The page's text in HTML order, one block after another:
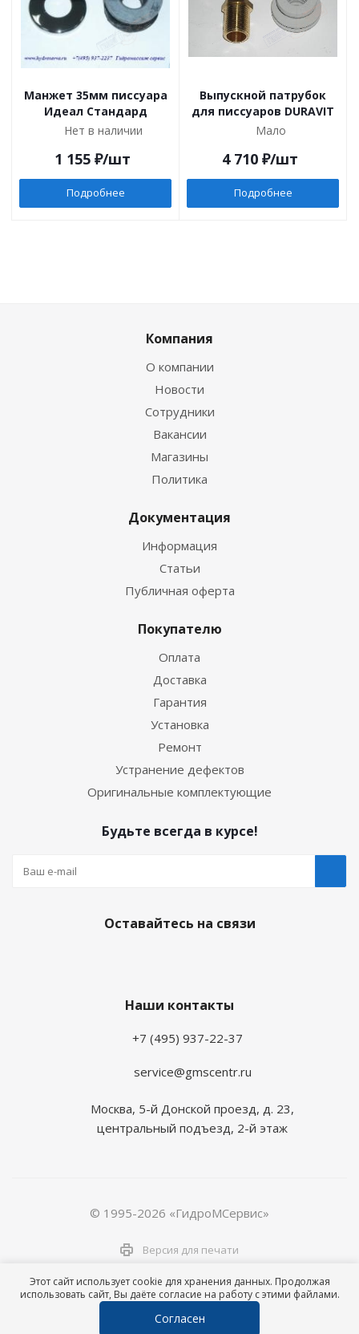
Манжет 35мм писсуара
Идеал Стандард
Нет в наличии
1 155 ₽/шт
Подробнее
Выпускной патрубок
для писсуаров DURAVIT
Мало
4 710 ₽/шт
Подробнее
Компания
О компании
Новости
Сотрудники
Вакансии
Магазины
Политика
Документация
Информация
Статьи
Публичная оферта
Покупателю
Оплата
Доставка
Гарантия
Установка
Ремонт
Устранение дефектов
Оригинальные комплектующие
Будьте всегда в курсе!
Оставайтесь на связи
Наши контакты
+7 (495) 937-22-37
service@gmscentr.ru
Москва, 5-й Донской проезд, д. 23,
центральный подъезд, 2-й этаж
© 1995-2026 «ГидроМСервис»
Версия для печати
Этот сайт использует cookie для хранения данных. Продолжая
использовать сайт, Вы даёте согласие на работу с этими файлами.
Согласен